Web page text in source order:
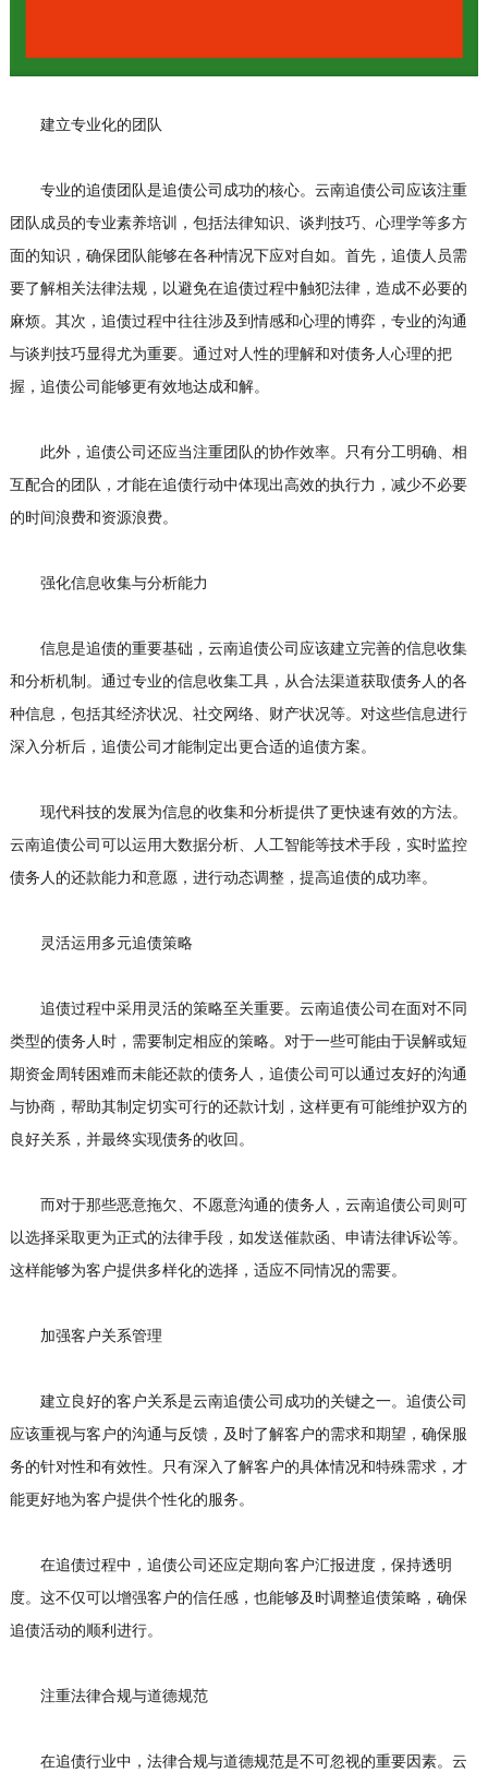
建立专业化的团队
专业的追债团队是追债公司成功的核心。云南追债公司应该注重
团队成员的专业素养培训，包括法律知识、谈判技巧、心理学等多方
面的知识，确保团队能够在各种情况下应对自如。首先，追债人员需
要了解相关法律法规，以避免在追债过程中触犯法律，造成不必要的
麻烦。其次，追债过程中往往涉及到情感和心理的博弈，专业的沟通
与谈判技巧显得尤为重要。通过对人性的理解和对债务人心理的把
握，追债公司能够更有效地达成和解。
此外，追债公司还应当注重团队的协作效率。只有分工明确、相
互配合的团队，才能在追债行动中体现出高效的执行力，减少不必要
的时间浪费和资源浪费。
强化信息收集与分析能力
信息是追债的重要基础，云南追债公司应该建立完善的信息收集
和分析机制。通过专业的信息收集工具，从合法渠道获取债务人的各
种信息，包括其经济状况、社交网络、财产状况等。对这些信息进行
深入分析后，追债公司才能制定出更合适的追债方案。
现代科技的发展为信息的收集和分析提供了更快速有效的方法。
云南追债公司可以运用大数据分析、人工智能等技术手段，实时监控
债务人的还款能力和意愿，进行动态调整，提高追债的成功率。
灵活运用多元追债策略
追债过程中采用灵活的策略至关重要。云南追债公司在面对不同
类型的债务人时，需要制定相应的策略。对于一些可能由于误解或短
期资金周转困难而未能还款的债务人，追债公司可以通过友好的沟通
与协商，帮助其制定切实可行的还款计划，这样更有可能维护双方的
良好关系，并最终实现债务的收回。
而对于那些恶意拖欠、不愿意沟通的债务人，云南追债公司则可
以选择采取更为正式的法律手段，如发送催款函、申请法律诉讼等。
这样能够为客户提供多样化的选择，适应不同情况的需要。
加强客户关系管理
建立良好的客户关系是云南追债公司成功的关键之一。追债公司
应该重视与客户的沟通与反馈，及时了解客户的需求和期望，确保服
务的针对性和有效性。只有深入了解客户的具体情况和特殊需求，才
能更好地为客户提供个性化的服务。
在追债过程中，追债公司还应定期向客户汇报进度，保持透明
度。这不仅可以增强客户的信任感，也能够及时调整追债策略，确保
追债活动的顺利进行。
注重法律合规与道德规范
在追债行业中，法律合规与道德规范是不可忽视的重要因素。云